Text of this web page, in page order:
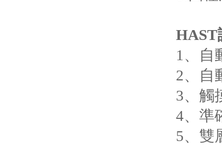
HAST
1、自
2、自
3、觸
4、準
5、雙